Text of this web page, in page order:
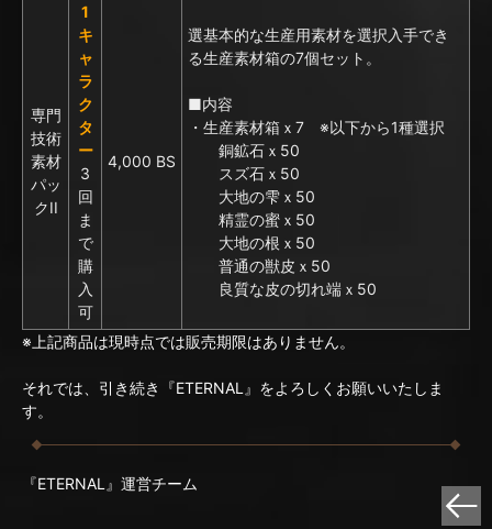
専門
技術
素材
パッ
クII
1
キ
ャ
ラ
ク
タ
ー
3
回
ま
で
購
入
可
4,000 BS
選基本的な生産用素材を選択入手でき
る生産素材箱の7個セット。
■内容
・生産素材箱ｘ7 ※以下から1種選択
銅鉱石ｘ50
スズ石ｘ50
大地の雫ｘ50
精霊の蜜ｘ50
大地の根ｘ50
普通の獣皮ｘ50
良質な皮の切れ端ｘ50
※上記商品は現時点では販売期限はありません。
それでは、引き続き『ETERNAL』をよろしくお願いいたしま
す。
『ETERNAL』運営チーム